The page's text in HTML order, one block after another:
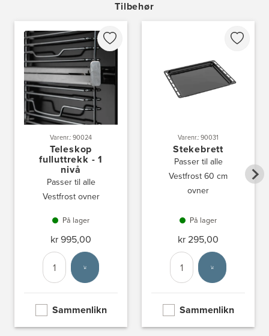
Tilbehør
Varenr.: 90024
Teleskop
fulluttrekk - 1
nivå
Passer til alle
Vestfrost ovner
På lager
kr 995,00
Antall
Velg enhet
Sammenlikn
Varenr.: 90031
Stekebrett
Passer til alle
Vestfrost 60 cm
ovner
På lager
kr 295,00
Antall
Velg enhet
Sammenlikn